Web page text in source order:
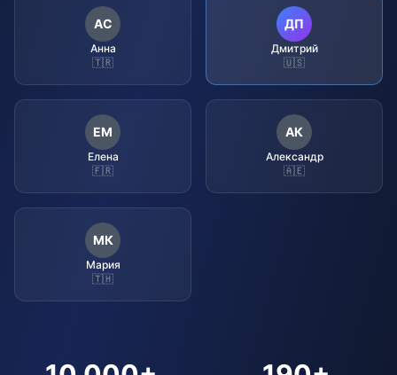
АС
Анна
🇹🇷
ДП
Дмитрий
🇺🇸
ЕМ
Елена
🇫🇷
АК
Александр
🇦🇪
МК
Мария
🇹🇭